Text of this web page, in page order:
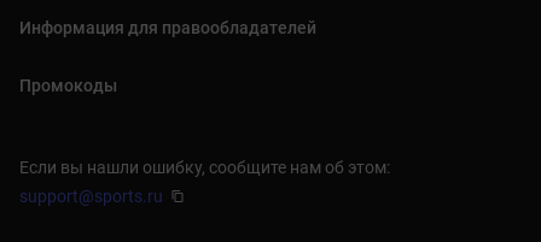
Информация для правообладателей
Промокоды
Если вы нашли ошибку, сообщите нам об этом:
support@sports.ru